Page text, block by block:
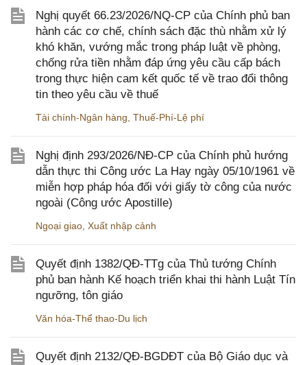
Nghị quyết 66.23/2026/NQ-CP của Chính phủ ban
hành các cơ chế, chính sách đặc thù nhằm xử lý
khó khăn, vướng mắc trong pháp luật về phòng,
chống rửa tiền nhằm đáp ứng yêu cầu cấp bách
trong thực hiện cam kết quốc tế về trao đổi thông
tin theo yêu cầu về thuế
Tài chính-Ngân hàng Thuế-Phí-Lệ phí
Nghị định 293/2026/NĐ-CP của Chính phủ hướng
dẫn thực thi Công ước La Hay ngày 05/10/1961 về
miễn hợp pháp hóa đối với giấy tờ công của nước
ngoài (Công ước Apostille)
Ngoại giao Xuất nhập cảnh
Quyết định 1382/QĐ-TTg của Thủ tướng Chính
phủ ban hành Kế hoạch triển khai thi hành Luật Tín
ngưỡng, tôn giáo
Văn hóa-Thể thao-Du lịch
Quyết định 2132/QĐ-BGDĐT của Bộ Giáo dục và